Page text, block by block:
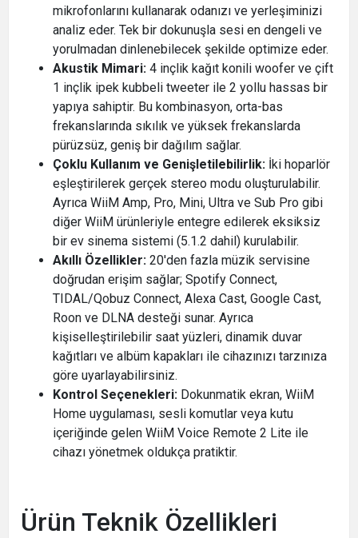
mikrofonlarını kullanarak odanızı ve yerleşiminizi
analiz eder. Tek bir dokunuşla sesi en dengeli ve
yorulmadan dinlenebilecek şekilde optimize eder.
Akustik Mimari: 4 inçlik kağıt konili woofer ve çift
1 inçlik ipek kubbeli tweeter ile 2 yollu hassas bir
yapıya sahiptir. Bu kombinasyon, orta-bas
frekanslarında sıkılık ve yüksek frekanslarda
pürüzsüz, geniş bir dağılım sağlar.
Çoklu Kullanım ve Genişletilebilirlik: İki hoparlör
eşleştirilerek gerçek stereo modu oluşturulabilir.
Ayrıca WiiM Amp, Pro, Mini, Ultra ve Sub Pro gibi
diğer WiiM ürünleriyle entegre edilerek eksiksiz
bir ev sinema sistemi (5.1.2 dahil) kurulabilir.
Akıllı Özellikler: 20'den fazla müzik servisine
doğrudan erişim sağlar; Spotify Connect,
TIDAL/Qobuz Connect, Alexa Cast, Google Cast,
Roon ve DLNA desteği sunar. Ayrıca
kişiselleştirilebilir saat yüzleri, dinamik duvar
kağıtları ve albüm kapakları ile cihazınızı tarzınıza
göre uyarlayabilirsiniz.
Kontrol Seçenekleri: Dokunmatik ekran, WiiM
Home uygulaması, sesli komutlar veya kutu
içeriğinde gelen WiiM Voice Remote 2 Lite ile
cihazı yönetmek oldukça pratiktir.
Ürün Teknik Özellikleri